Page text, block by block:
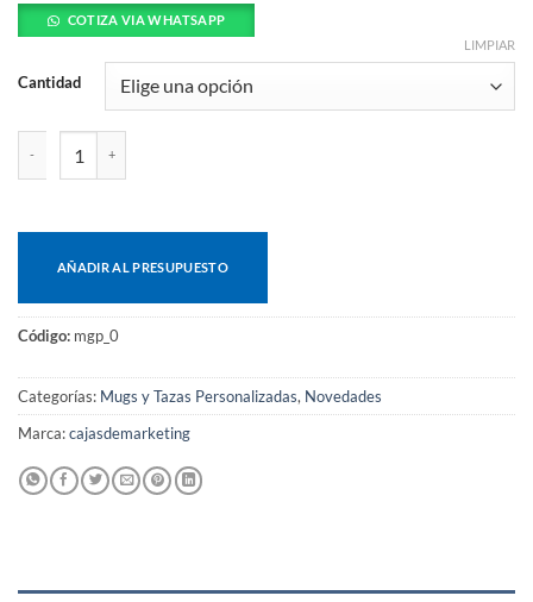
COTIZA VIA WHATSAPP
Cantidad
LIMPIAR
AÑADIR AL PRESUPUESTO
Código: mgp_0
Categorías: Mugs y Tazas Personalizadas, Novedades
Marca:cajasdemarketing